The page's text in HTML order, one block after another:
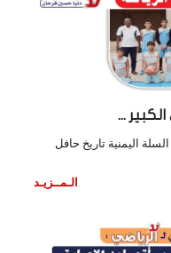
...
اليمنية تاريخ حافل
الـمــزيـد